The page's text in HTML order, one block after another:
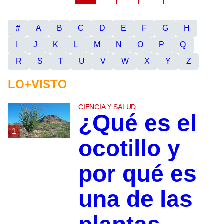
# A B C D E F G
H
J K L M N O P
Q
R
S T U V W X Y Z
LO+VISTO
1
CIENCIA Y SALUD
¿Qué es el
ocotillo y
por qué es
una de las